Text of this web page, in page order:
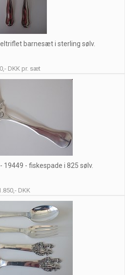
barnesæt i sterling sølv.
DKK pr. sæt
19449 - fiskespade i 825 sølv.
DKK